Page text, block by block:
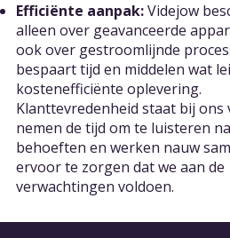
Efficiënte aanpak:Videjow
alleen over geavanceerde
ook over gestroomlijnde
bespaart tijd en middelen wat
kostenefficiënte oplevering.
Klanttevredenheid staat bij ons
nemen de tijd om te luisteren
behoeften en werken nauw
ervoor te zorgen dat we aan de
verwachtingen voldoen.